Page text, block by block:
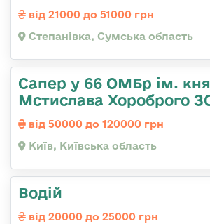
від 21000 до 51000 грн
Степанівка, Сумська область
Сапер у 66 ОМБр ім.
Мстислава Хороброго
від 50000 до 120000 грн
Київ, Київська область
Водій
від 20000 до 25000 грн